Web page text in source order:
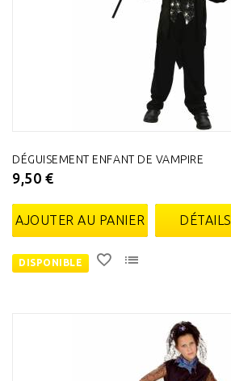
DÉGUISEMENT ENFANT DE VAMPIRE
9,50 €
AJOUTER AU PANIER DÉTAILS
DISPONIBLE